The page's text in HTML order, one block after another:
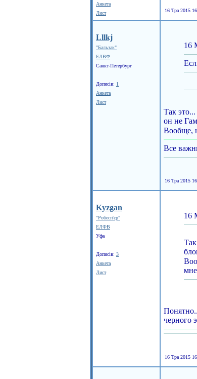
Анкета
Лист
16 Тра 2015
Lllkj
"Бальзак"
ЕЛВФ
Санкт-Петербург
Дописів: 1
Анкета
Лист
16
Так
он не
Вообще,
Все
16 Тра 2015
Kyzgan
"Робесп'єр"
ЕЛФВ
Уфа
Дописів: 3
Анкета
Лист
16
черного
16 Тра 2015